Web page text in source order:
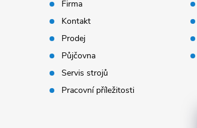
Firma
Kontakt
Prodej
Půjčovna
Servis strojů
Pracovní příležitosti